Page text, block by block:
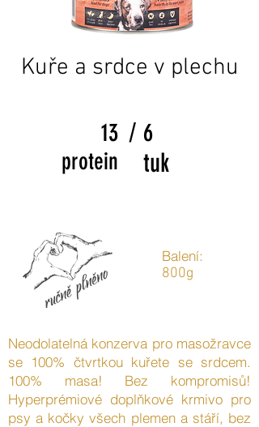
Kuře a srdce v plechu
Balení:
800g
Neodolatelná konzerva pro masožravce
se 100% čtvrtkou kuřete se srdcem.
100% masa! Bez kompromisů!
Hyperprémiové doplňkové krmivo pro
psy a kočky všech plemen a stáří, bez
13 / 6
protein tuk